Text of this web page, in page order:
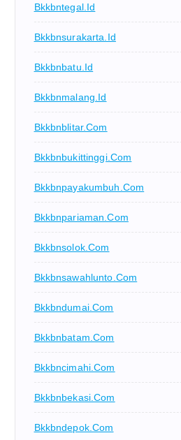
Bkkbntegal.id
Bkkbnsurakarta.id
Bkkbnbatu.id
Bkkbnmalang.id
Bkkbnblitar.com
Bkkbnbukittinggi.com
Bkkbnpayakumbuh.com
Bkkbnpariaman.com
Bkkbnsolok.com
Bkkbnsawahlunto.com
Bkkbndumai.com
Bkkbnbatam.com
Bkkbncimahi.com
Bkkbnbekasi.com
Bkkbndepok.com